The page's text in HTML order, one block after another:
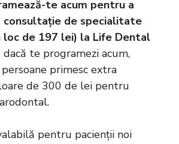
te acum pentru a
consultație de specialitate
loc de 197 lei) la Life Dental
te programezi acum,
primesc extra
de 300 de lei pentru
pentru pacienții noi